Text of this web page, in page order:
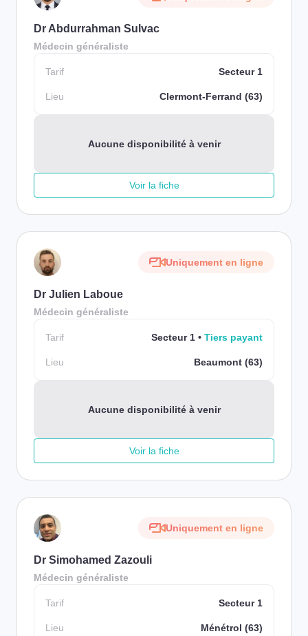
Dr Abdurrahman Sulvac
Médecin généraliste
Tarif Secteur 1
Lieu Clermont-Ferrand (63)
Aucune disponibilité à venir
Voir la fiche
Uniquement en ligne
Dr Julien Laboue
Médecin généraliste
Tarif Secteur 1 Tiers payant
Lieu Beaumont (63)
Aucune disponibilité à venir
Voir la fiche
Uniquement en ligne
Dr Simohamed Zazouli
Médecin généraliste
Tarif Secteur 1
Lieu Ménétrol (63)